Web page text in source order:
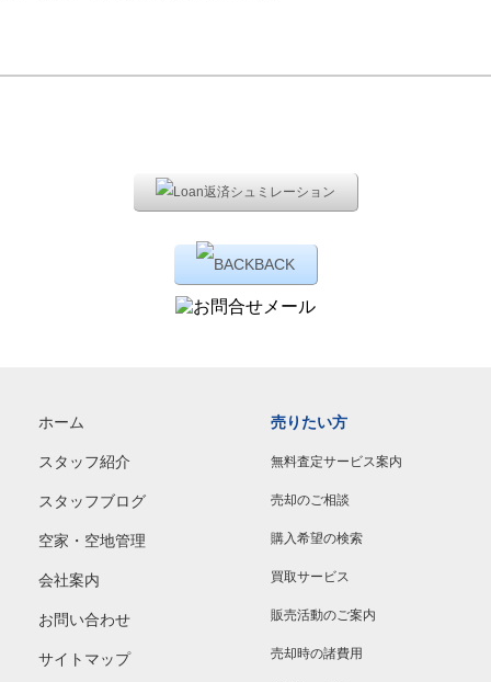
返済シュミレーション
BACK
ホーム
スタッフ紹介
スタッフブログ
空家・空地管理
会社案内
お問い合わせ
サイトマップ
売りたい方
無料査定サービス案内
売却のご相談
購入希望の検索
買取サービス
販売活動のご案内
売却時の諸費用